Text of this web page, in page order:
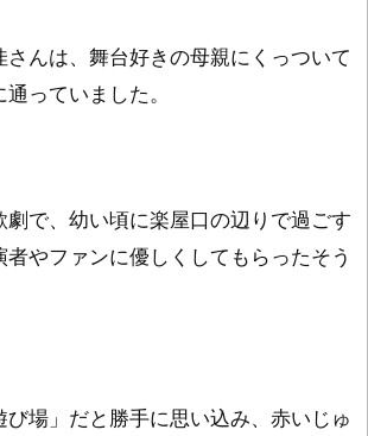
んは、舞台好きの母親にくっついて
っていました。
劇で、幼い頃に楽屋口の辺りで過ごす
やファンに優しくしてもらったそう
び場」だと勝手に思い込み、赤いじゅ